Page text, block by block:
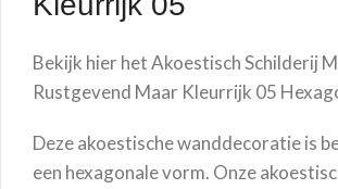
Bekijk hier het Akoestisch Schilderij
Rustgevend Maar Kleurrijk 05
Deze akoestische wanddecoratie is
een hexagonale vorm. Onze